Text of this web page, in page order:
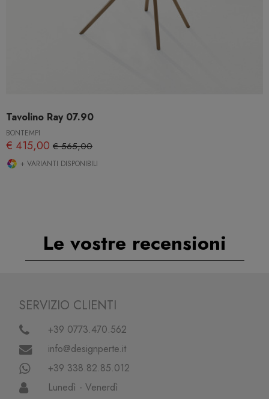
Tavolino Ray 07.90
BONTEMPI
€ 415,00 € 565,00
+ VARIANTI DISPONIBILI
Le vostre recensioni
SERVIZIO CLIENTI
+39 0773.470.562
info@designperte.it
+39 338.82.85.012
Lunedì - Venerdì